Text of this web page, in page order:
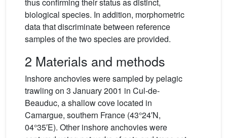
biological species. In addition, morphometric
data that discriminate between reference
samples of the two species are provided.
2 Materials and methods
Inshore anchovies were sampled by pelagic
trawling on 3 January 2001 in Cul-de-
Beauduc, a shallow cove located in
Camargue, southern France (43°24′N,
04°35′E). Other inshore anchovies were